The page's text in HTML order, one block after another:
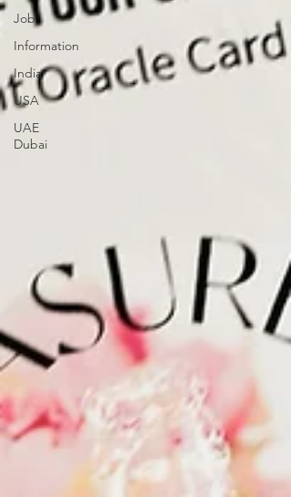
Job
Information
India
USA
UAE
Dubai